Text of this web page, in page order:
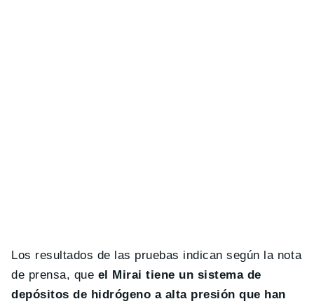
Los resultados de las pruebas indican según la nota
de prensa, que el Mirai tiene un sistema de
depósitos de hidrógeno a alta presión que han